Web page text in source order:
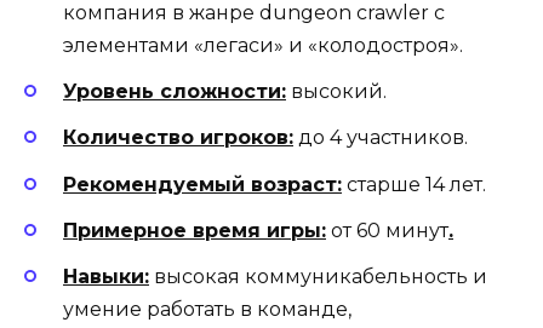
компания в жанре dungeon crawler с
элементами «легаси» и «колодостроя».
Уровень сложности: высокий.
Количество игроков: до 4 участников.
Рекомендуемый возраст: старше 14 лет.
Примерное время игры: от 60 минут.
Навыки: высокая коммуникабельность и
умение работать в команде,